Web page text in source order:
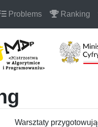
Problems Ranking
Warsztaty